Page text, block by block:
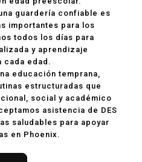
guardería confiable es
importantes para los
todos los días para
y aprendizaje
cada edad.
educación temprana,
estructuradas que
social y académico
asistencia de DES
saludables para apoyar
en Phoenix.